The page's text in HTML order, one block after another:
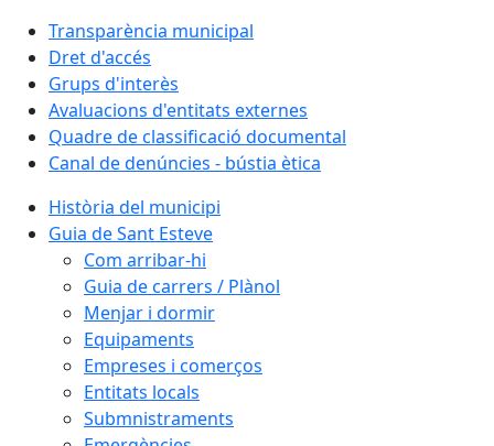
Transparència municipal
Dret d'accés
Grups d'interès
Avaluacions d'entitats externes
Quadre de classificació documental
Canal de denúncies - bústia ètica
Història del municipi
Guia de Sant Esteve
Com arribar-hi
Guia de carrers / Plànol
Menjar i dormir
Equipaments
Empreses i comerços
Entitats locals
Submnistraments